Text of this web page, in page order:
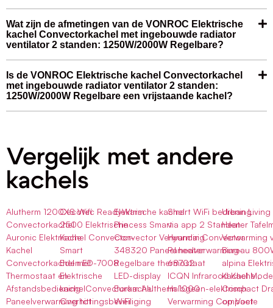
Wat zijn de afmetingen van de VONROC Elektrische
kachel Convectorkachel met ingebouwde radiator
ventilator 2 standen: 1250W/2000W Regelbare?
Is de VONROC Elektrische kachel Convectorkachel
met ingebouwde radiator ventilator 2 standen:
1250W/2000W Regelbare een vrijstaande kachel?
Vergelijk met andere
kachels
Alutherm 1200XS Wifi
Convectorkachel
Auronic Elektrische
Kachel
Convectorkachel met
Thermostaat en
Afstandsbediening
Paneelverwarming tot
Cecotec ReadyWarm
2500 Elektrische
Kachel Convector-
Smart
Eden ED-7008
Elektrische
kachelConvectorkachel
Overhittingsbeveiliging
Elektrische kachel
Princess Smart
Convector Verwarming
348320 Paneel heater
Regelbare thermostaat
LED-display
Eurom Alutherm 1000
WiFi
Smart WiFi bediening
via app 2 Standen
Hyundai Convector
Paneelverwarming-
68702
ICQN Infrarood Kachel,
Halogeen-elektrisch
Verwarming Compacte
Urban
Heater
Verwarming
Bureau
alpina
Kachel
Compact
op Voet